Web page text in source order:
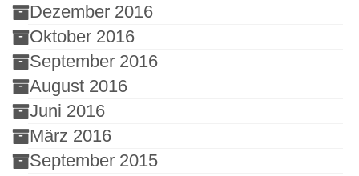
Dezember 2016
Oktober 2016
September 2016
August 2016
Juni 2016
März 2016
September 2015